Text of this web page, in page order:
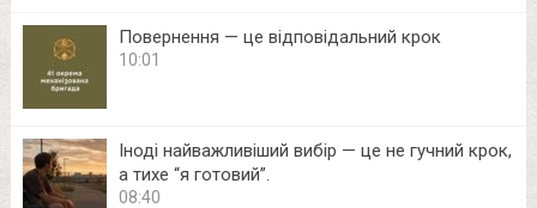
Повернення — це відповідальний крок
10:01
Іноді найважливіший вибір — це не гучний крок,
а тихе “я готовий”.
08:40